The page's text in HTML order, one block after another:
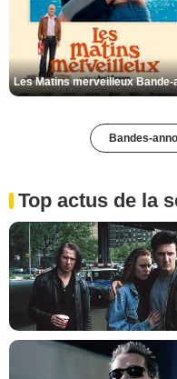
Bandes-
Top actus de la